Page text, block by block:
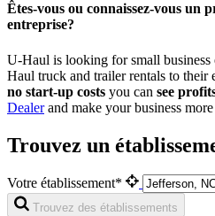
Êtes-vous ou connaissez-vous un
entreprise?
U-Haul is looking for small business
Haul truck and trailer rentals to
no start-up costs you can see
Dealerand make your business
Trouvez un
Votre établissement*
Trouvez des établissements